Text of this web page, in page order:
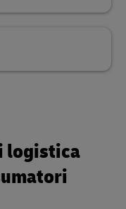
logistica